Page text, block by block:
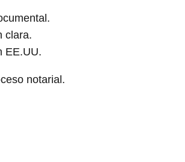
clara.
EE.UU.
notarial.